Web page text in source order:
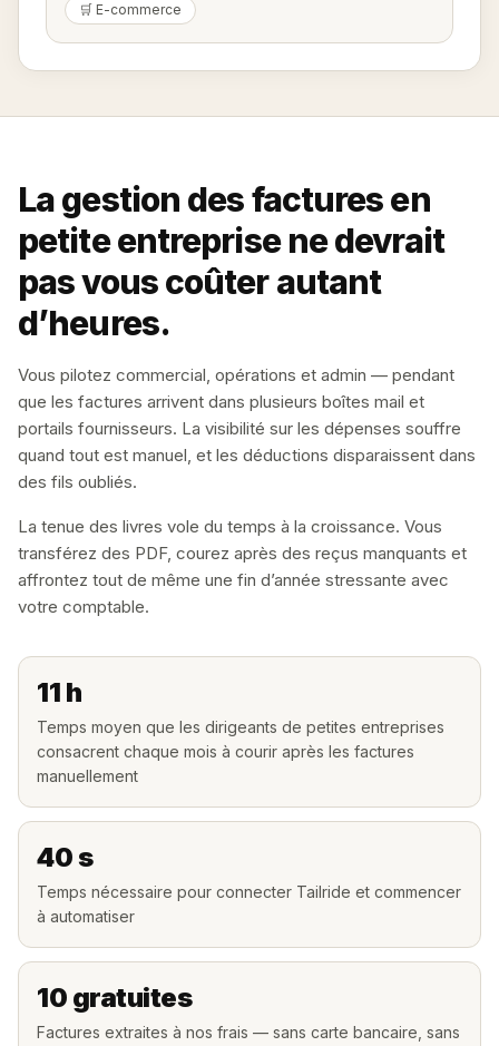
🛒 E-commerce
La gestion des factures en
petite entreprise ne devrait
pas vous coûter autant
d’heures.
Vous pilotez commercial, opérations et admin — pendant
que les factures arrivent dans plusieurs boîtes mail et
portails fournisseurs. La visibilité sur les dépenses souffre
quand tout est manuel, et les déductions disparaissent dans
des fils oubliés.
La tenue des livres vole du temps à la croissance. Vous
transférez des PDF, courez après des reçus manquants et
affrontez tout de même une fin d’année stressante avec
votre comptable.
11 h
Temps moyen que les dirigeants de petites entreprises
consacrent chaque mois à courir après les factures
manuellement
40 s
Temps nécessaire pour connecter Tailride et commencer
à automatiser
10 gratuites
Factures extraites à nos frais — sans carte bancaire, sans